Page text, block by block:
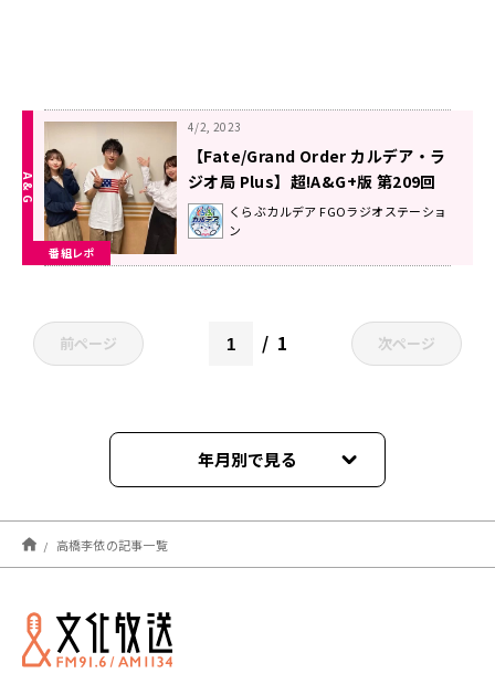
番組レポ
4/2, 2023
【Fate/Grand Order カルデア・ラ
ジオ局 Plus】超!A&G+版 第209回
放送レポート
くらぶカルデア FGOラジオステーショ
ン
前ページ 1 次ページ
年月別で見る
2026年08月
2026年07月
2026年06月
高橋李依の記事一覧